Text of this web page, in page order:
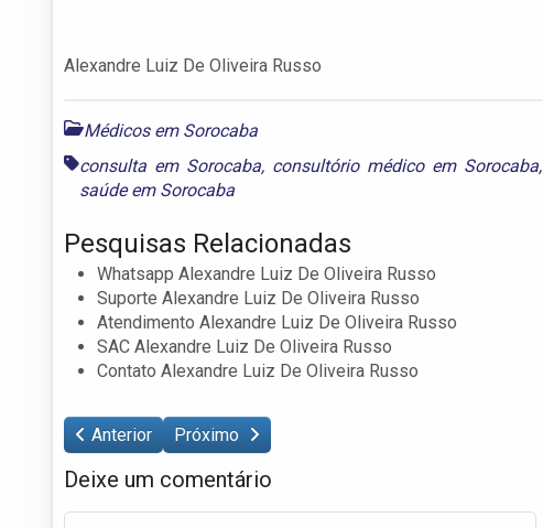
Alexandre Luiz De Oliveira Russo
Médicos em Sorocaba
consulta em Sorocaba, consultório médico em Sorocaba,
saúde em Sorocaba
Pesquisas Relacionadas
Whatsapp Alexandre Luiz De Oliveira Russo
Suporte Alexandre Luiz De Oliveira Russo
Atendimento Alexandre Luiz De Oliveira Russo
SAC Alexandre Luiz De Oliveira Russo
Contato Alexandre Luiz De Oliveira Russo
Anterior Próximo
Deixe um comentário